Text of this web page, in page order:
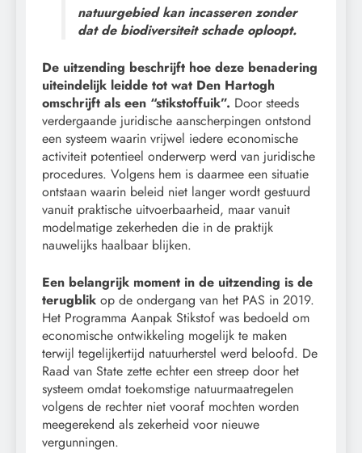
natuurgebied kan incasseren zonder
dat de biodiversiteit schade oploopt.
De uitzending beschrijft hoe deze benadering
uiteindelijk leidde tot wat Den Hartogh
omschrijft als een “stikstoffuik”. Door steeds
verdergaande juridische aanscherpingen ontstond
een systeem waarin vrijwel iedere economische
activiteit potentieel onderwerp werd van juridische
procedures. Volgens hem is daarmee een situatie
ontstaan waarin beleid niet langer wordt gestuurd
vanuit praktische uitvoerbaarheid, maar vanuit
modelmatige zekerheden die in de praktijk
nauwelijks haalbaar blijken.
Een belangrijk moment in de uitzending is de
terugblik op de ondergang van het PAS in 2019.
Het Programma Aanpak Stikstof was bedoeld om
economische ontwikkeling mogelijk te maken
terwijl tegelijkertijd natuurherstel werd beloofd. De
Raad van State zette echter een streep door het
systeem omdat toekomstige natuurmaatregelen
volgens de rechter niet vooraf mochten worden
meegerekend als zekerheid voor nieuwe
vergunningen.